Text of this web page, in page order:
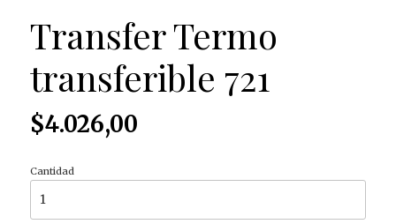
Transfer Termo
transferible 721
$4.026,00
Cantidad